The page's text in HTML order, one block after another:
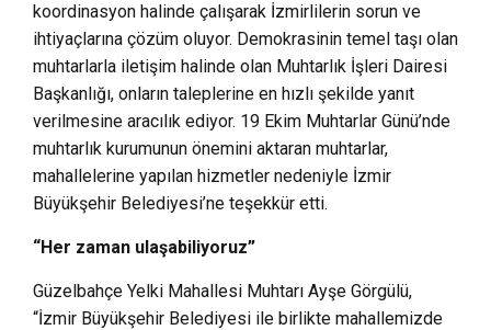
koordinasyon halinde çalışarak İzmirlilerin sorun ve
ihtiyaçlarına çözüm oluyor. Demokrasinin temel taşı olan
muhtarlarla iletişim halinde olan Muhtarlık İşleri Dairesi
Başkanlığı, onların taleplerine en hızlı şekilde yanıt
verilmesine aracılık ediyor. 19 Ekim Muhtarlar Günü’nde
muhtarlık kurumunun önemini aktaran muhtarlar,
mahallelerine yapılan hizmetler nedeniyle İzmir
Büyükşehir Belediyesi’ne teşekkür etti.
“Her zaman ulaşabiliyoruz”
Güzelbahçe Yelki Mahallesi Muhtarı Ayşe Görgülü,
“İzmir Büyükşehir Belediyesi ile birlikte mahallemizde